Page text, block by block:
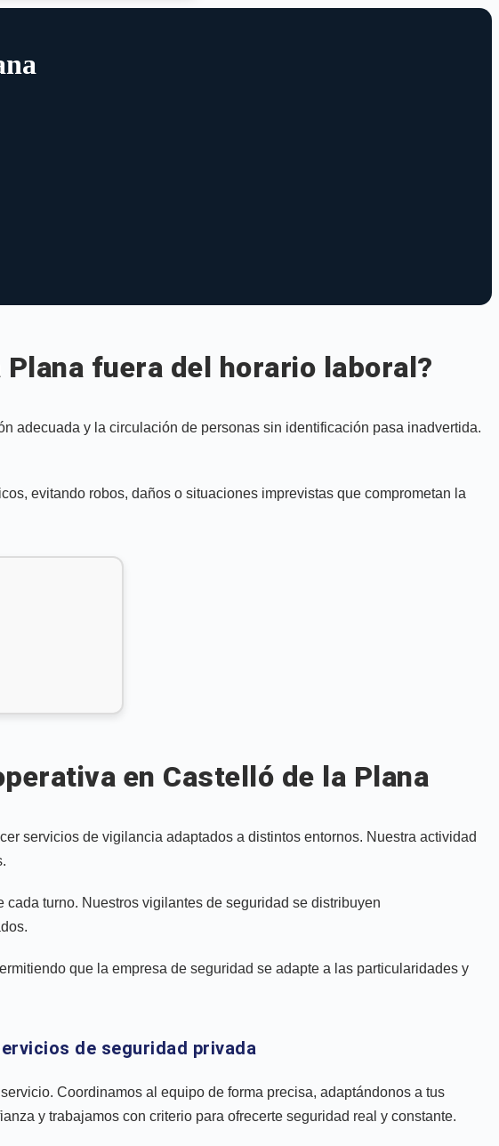
fuera del horario laboral?
adecuada y la circulación de personas sin identificación pasa inadvertida.
evitando robos, daños o situaciones imprevistas que comprometan la
en Castelló de la Plana
servicios de vigilancia adaptados a distintos entornos. Nuestra actividad
turno. Nuestros vigilantes de seguridad se distribuyen
que la empresa de seguridad se adapte a las particularidades y
de seguridad privada
Coordinamos al equipo de forma precisa, adaptándonos a tus
y trabajamos con criterio para ofrecerte seguridad real y constante.